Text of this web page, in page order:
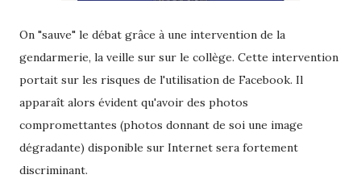
On "sauve" le débat grâce à une intervention de la
gendarmerie, la veille sur sur le collège. Cette intervention
portait sur les risques de l'utilisation de Facebook. Il
apparaît alors évident qu'avoir des photos
compromettantes (photos donnant de soi une image
dégradante) disponible sur Internet sera fortement
discriminant.